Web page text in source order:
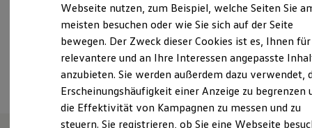
Laden
Laden unterwegs
Laden Zuhause
Ladestationen finden
Ladezeitensimulator
Batterie
Sicherheit
Garantie und Lebensdauer
Nachhaltigkeit
Technologie
Ansprechpartner
Webseite nutzen, zum Beispiel, welche Seiten Sie
meisten besuchen oder wie Sie sich auf der Seite
bewegen. Der Zweck dieser Cookies ist es, Ihnen für
relevantere und an Ihre Interessen angepasste
anzubieten. Sie werden außerdem dazu verwendet,
Erscheinungshäufigkeit einer Anzeige zu begrenzen
die Effektivität von Kampagnen zu messen und zu
steuern. Sie registrieren, ob Sie eine Webseite